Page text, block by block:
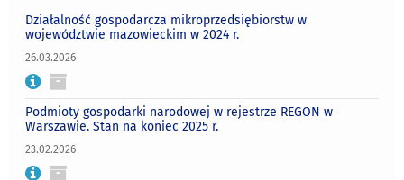
Działalność gospodarcza mikroprzedsiębiorstw w
województwie mazowieckim w 2024 r.
26.03.2026
Podmioty gospodarki narodowej w rejestrze REGON w
Warszawie. Stan na koniec 2025 r.
23.02.2026